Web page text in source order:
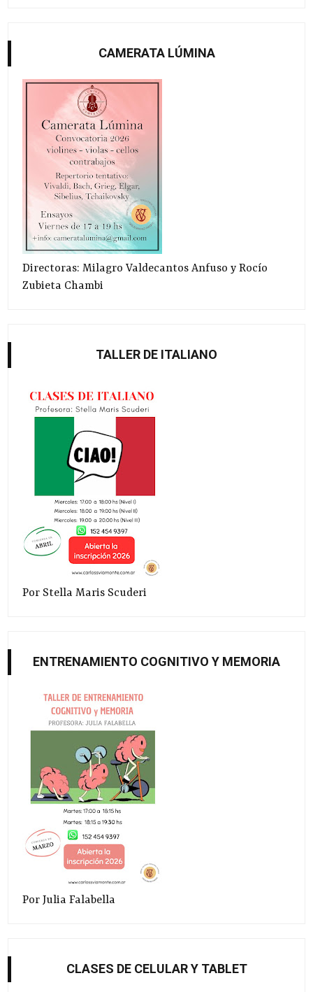
CAMERATA LÚMINA
Directoras: Milagro Valdecantos Anfuso y Rocío
Zubieta Chambi
TALLER DE ITALIANO
Por Stella Maris Scuderi
ENTRENAMIENTO COGNITIVO Y MEMORIA
Por Julia Falabella
CLASES DE CELULAR Y TABLET